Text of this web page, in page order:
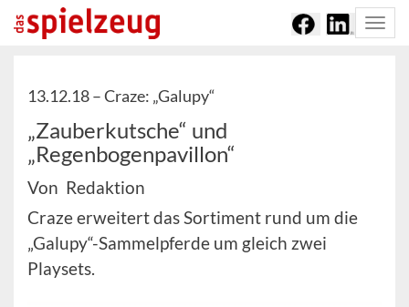
13.12.18 –Craze: „Galupy“
„Zauberkutsche“ und
„Regenbogenpavillon“
Von Redaktion
Craze erweitert das Sortiment rund um die
„Galupy“-Sammelpferde um gleich zwei
Playsets.